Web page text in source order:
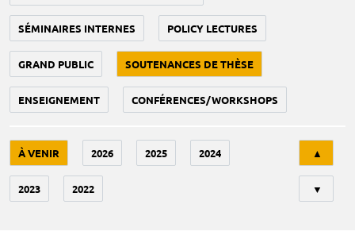
SÉMINAIRES INTERNES POLICY LECTURES
GRAND PUBLIC SOUTENANCES DE THÈSE
ENSEIGNEMENT CONFÉRENCES/WORKSHOPS
À VENIR 2026 2025 2024
2023 2022
▲
▼